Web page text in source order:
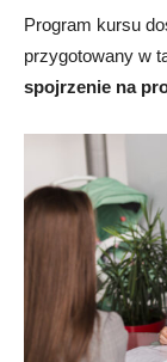
Program kursu
przygotowany w
spojrzenie na